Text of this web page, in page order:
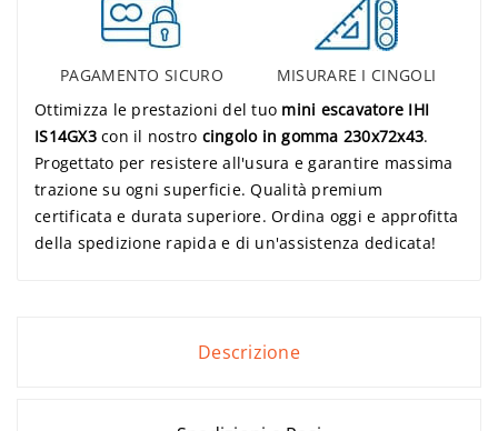
PAGAMENTO SICURO
MISURARE I CINGOLI
Ottimizza le prestazioni del tuo mini escavatore IHI
IS14GX3con il nostro cingolo in gomma 230x72x43.
Progettato per resistere all'usura e garantire massima
trazione su ogni superficie. Qualità premium
certificata e durata superiore. Ordina oggi e approfitta
della spedizione rapida e di un'assistenza dedicata!
Descrizione